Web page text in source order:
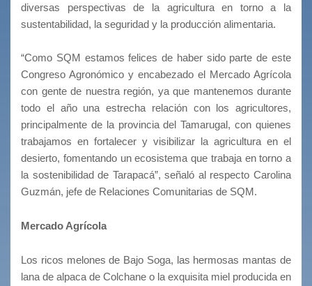
diversas perspectivas de la agricultura en torno a la
sustentabilidad, la seguridad y la producción alimentaria.
“Como SQM estamos felices de haber sido parte de este
Congreso Agronómico y encabezado el Mercado Agrícola
con gente de nuestra región, ya que mantenemos durante
todo el año una estrecha relación con los agricultores,
principalmente de la provincia del Tamarugal, con quienes
trabajamos en fortalecer y visibilizar la agricultura en el
desierto, fomentando un ecosistema que trabaja en torno a
la sostenibilidad de Tarapacá”, señaló al respecto Carolina
Guzmán, jefe de Relaciones Comunitarias de SQM.
Mercado Agrícola
Los ricos melones de Bajo Soga, las hermosas mantas de
lana de alpaca de Colchane o la exquisita miel producida en